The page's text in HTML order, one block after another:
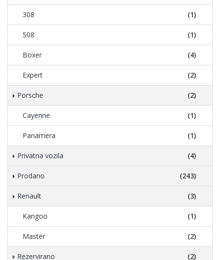
308 (1)
508 (1)
Boxer (4)
Expert (2)
Porsche (2)
Cayenne (1)
Panamera (1)
Privatna vozila (4)
Prodano (243)
Renault (3)
Kangoo (1)
Master (2)
Rezervirano (2)